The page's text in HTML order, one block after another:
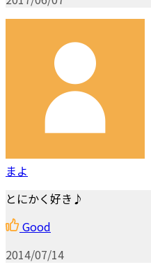
まよ
とにかく好き♪
Good
2014/07/14